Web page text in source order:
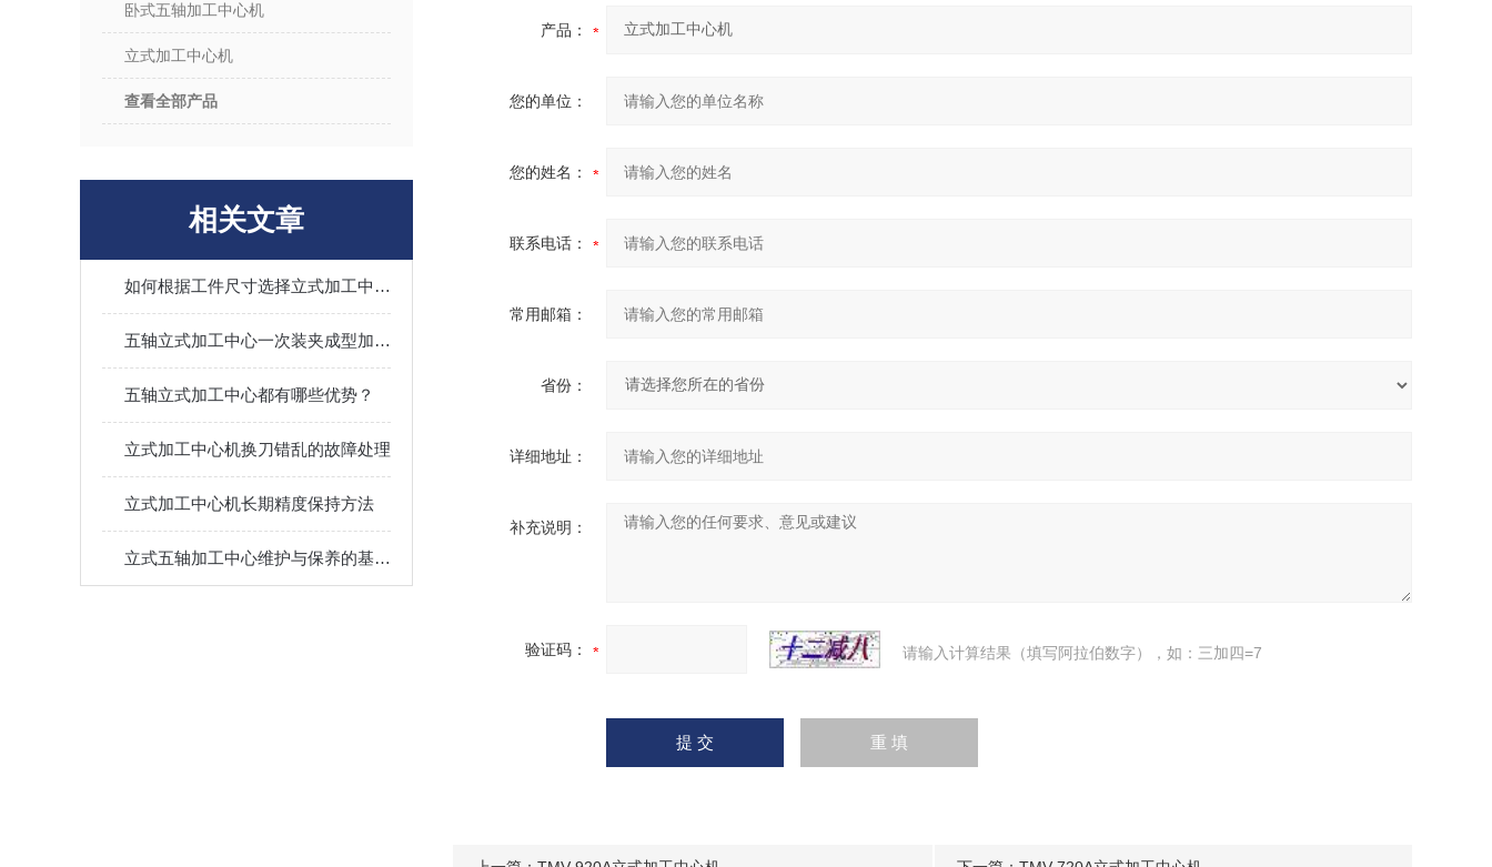
卧式五轴加工中心机
立式加工中心机
查看全部产品
相关文章
如何根据工件尺寸选择立式加工中心机行程？
五轴立式加工中心一次装夹成型加工技巧
五轴立式加工中心都有哪些优势？
立式加工中心机换刀错乱的故障处理
立式加工中心机长期精度保持方法
立式五轴加工中心维护与保养的基本要求
产品：
您的单位：
您的姓名：
联系电话：
常用邮箱：
省份：
详细地址：
补充说明：
验证码： 请输入计算结果（填写阿拉伯数字），如：三加四=7